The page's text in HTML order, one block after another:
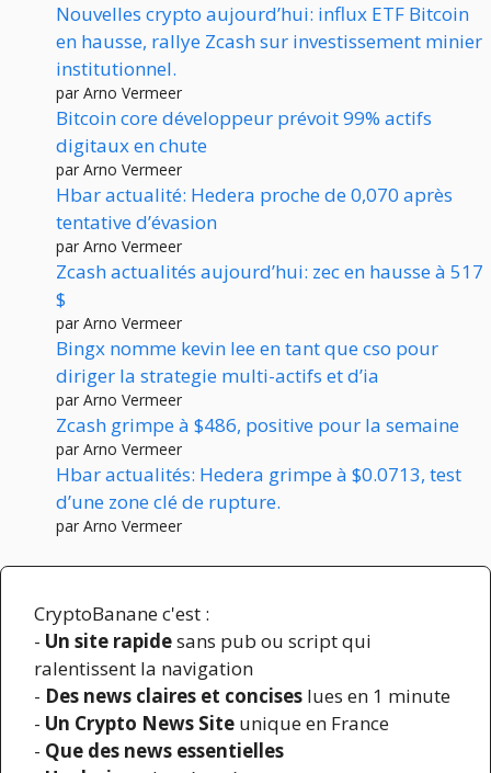
Nouvelles crypto aujourd’hui: influx ETF Bitcoin
en hausse, rallye Zcash sur investissement minier
institutionnel.
par Arno Vermeer
Bitcoin core développeur prévoit 99% actifs
digitaux en chute
par Arno Vermeer
Hbar actualité: Hedera proche de 0,070 après
tentative d’évasion
par Arno Vermeer
Zcash actualités aujourd’hui: zec en hausse à 517
$
par Arno Vermeer
Bingx nomme kevin lee en tant que cso pour
diriger la strategie multi-actifs et d’ia
par Arno Vermeer
Zcash grimpe à $486, positive pour la semaine
par Arno Vermeer
Hbar actualités: Hedera grimpe à $0.0713, test
d’une zone clé de rupture.
par Arno Vermeer
CryptoBanane c'est :
- Un site rapidesans pub ou script qui
ralentissent la navigation
- Des news claires et concises lues en 1 minute
- Un Crypto News Site unique en France
- Que des news essentielles